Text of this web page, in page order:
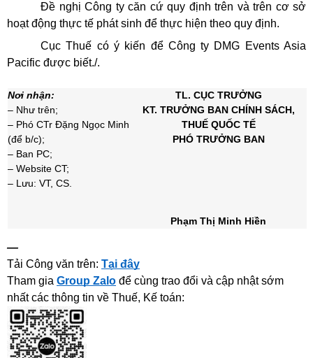
Đề nghị Công ty căn cứ quy định trên và trên cơ sở
hoạt động thực tế phát sinh để thực hiện theo quy định.
Cục Thuế có ý kiến để Công ty DMG Events Asia
Pacific được biết./.
Nơi nhận:
– Như trên;
– Phó CTr Đặng Ngọc Minh
(để b/c);
– Ban PC;
– Website CT;
– Lưu: VT, CS.
TL. CỤC TRƯỞNG
KT. TRƯỞNG BAN CHÍNH SÁCH,
THUẾ QUỐC TẾ
PHÓ TRƯỞNG BAN
Phạm Thị Minh Hiền
—
Tải Công văn trên: Tại đây
Tham gia Group Zalo để cùng trao đổi và cập nhật sớm
nhất các thông tin về Thuế, Kế toán: